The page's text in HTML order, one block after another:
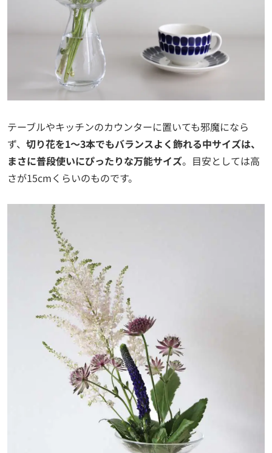
テーブルやキッチンのカウンターに置いても邪魔になら
ず、 切り花を1〜3本でもバランスよく飾れる中サイズは、
まさに普段使いにぴったりな万能サイズ。目安としては高
さが15cmくらいのものです。